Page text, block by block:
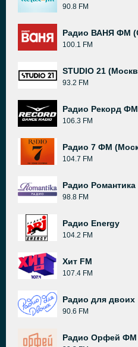
90.8 FM
Радио ВАНЯ ФМ
100.1 FM
STUDIO 21
93.2 FM
Радио Рекорд ФМ
106.3 FM
Радио 7 ФМ
104.7 FM
Радио Романтика
98.8 FM
Радио Energy
104.2 FM
Хит FM
107.4 FM
Радио для двоих
90.6 FM
Радио Орфей ФМ